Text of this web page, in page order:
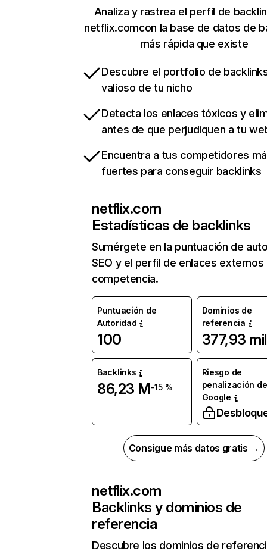
Analiza y rastrea el perfil de
netflix.comcon la base de datos de
más rápida que existe
Descubre el portfolio de
valioso de tu nicho
Detecta los enlaces tóxicos y
antes de que perjudiquen a tu
Encuentra a tus competidores
fuertes para conseguir backlinks
netflix.com
Estadísticas de backlinks
Sumérgete en la puntuación de
SEO y el perfil de enlaces externos
competencia.
Puntuación de
Autoridad
100
Dominios de
referencia
377,93 mil
Backlinks
86,23 M-15 %
Riesgo de
penalización de
Google
Consigue más datos gratis →
netflix.com
Backlinks y dominios de
referencia
Descubre los dominios de